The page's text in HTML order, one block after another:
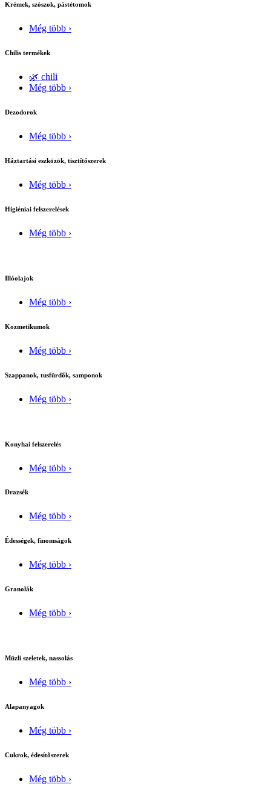
Krémek, szószok, pástétomok
Még több ›
Chilis termékek
🌿 chili
Még több ›
Dezodorok
Még több ›
Háztartási eszközök, tisztítószerek
Még több ›
Higiéniai felszerelések
Még több ›
Illóolajok
Még több ›
Kozmetikumok
Még több ›
Szappanok, tusfürdők, samponok
Még több ›
Konyhai felszerelés
Még több ›
Drazsék
Még több ›
Édességek, finomságok
Még több ›
Granolák
Még több ›
Müzli szeletek, nassolás
Még több ›
Alapanyagok
Még több ›
Cukrok, édesítõszerek
Még több ›